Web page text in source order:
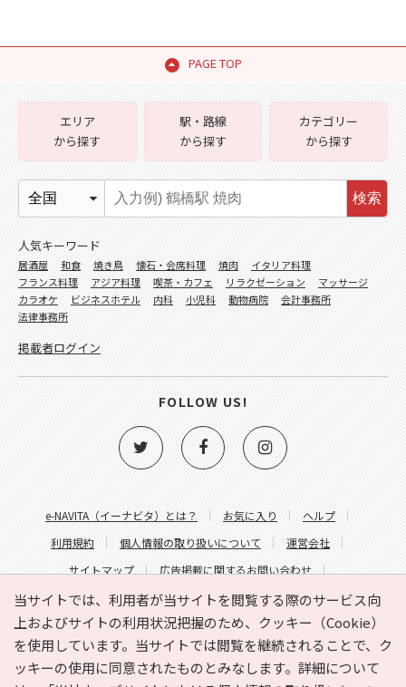
PAGE TOP
当サイトでは、利用者が当サイトを閲覧する際のサービス向
上およびサイトの利用状況把握のため、クッキー（Cookie）
を使用しています。当サイトでは閲覧を継続されることで、ク
ッキーの使用に同意されたものとみなします。詳細について
e-NAVITA（イーナビタ）とは？ お気に入り
ヘルプ
利用規約
個人情報の取り扱いについて
運営会社
サイトマップ
広告掲載に関するお問い合わせ
サイトの内容に関するお問い合わせ
エリア
から探す
駅・路線
から探す
カテゴリー
から探す
検索
人気キーワード
居酒屋 和食 焼き鳥 懐石・会席料理 焼肉
イタリア料理
フランス料理
アジア料理 喫茶・カフェ リラクゼーション
マッサージ
カラオケ
ビジネスホテル 内科 小児科 動物病院
会計事務所
法律事務所
掲載者ログイン
FOLLOW US!